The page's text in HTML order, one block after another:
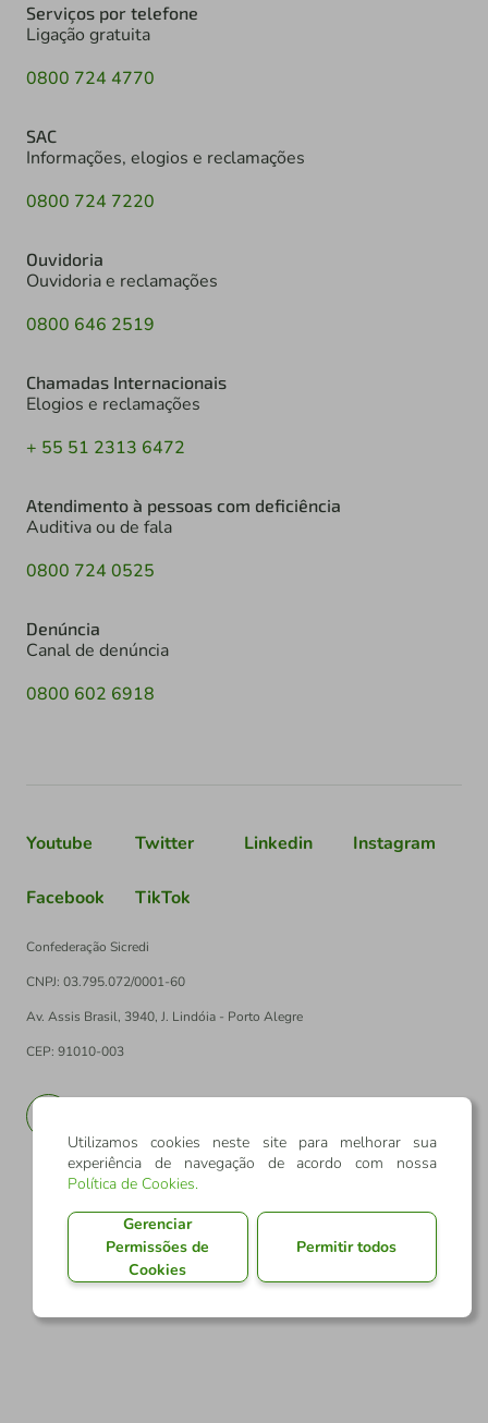
Serviços por telefone
Ligação gratuita
0800 724 4770
SAC
Informações, elogios e reclamações
0800 724 7220
Ouvidoria
Ouvidoria e reclamações
0800 646 2519
Chamadas Internacionais
Elogios e reclamações
+ 55 51 2313 6472
Atendimento à pessoas com deficiência
Auditiva ou de fala
0800 724 0525
Denúncia
Canal de denúncia
0800 602 6918
Youtube Twitter Linkedin Instagram
Facebook TikTok
Confederação Sicredi
CNPJ: 03.795.072/0001-60
Av. Assis Brasil, 3940, J. Lindóia - Porto Alegre
CEP: 91010-003
Utilizamos cookies neste site para melhorar sua
experiência de navegação de acordo com nossa
Política de Cookies.
Gerenciar
Permissões de
Cookies
Permitir todos